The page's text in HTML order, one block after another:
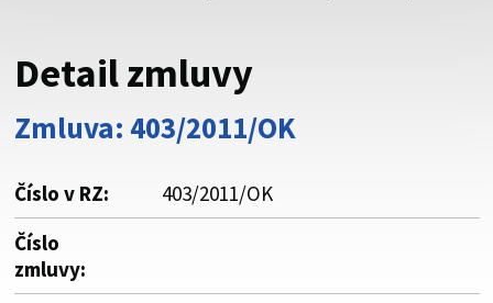
Buďte pozorní a vždy sa uistite, že zdieľate informácie iba
cez zabezpečenú webovú stránku. Zabezpečená stránka
vždy začína https:// pred názvom domény webového sídla.
Detail zmluvy
Zmluva: 403/2011/OK
Číslo v RZ:
403/2011/OK
Číslo
zmluvy: